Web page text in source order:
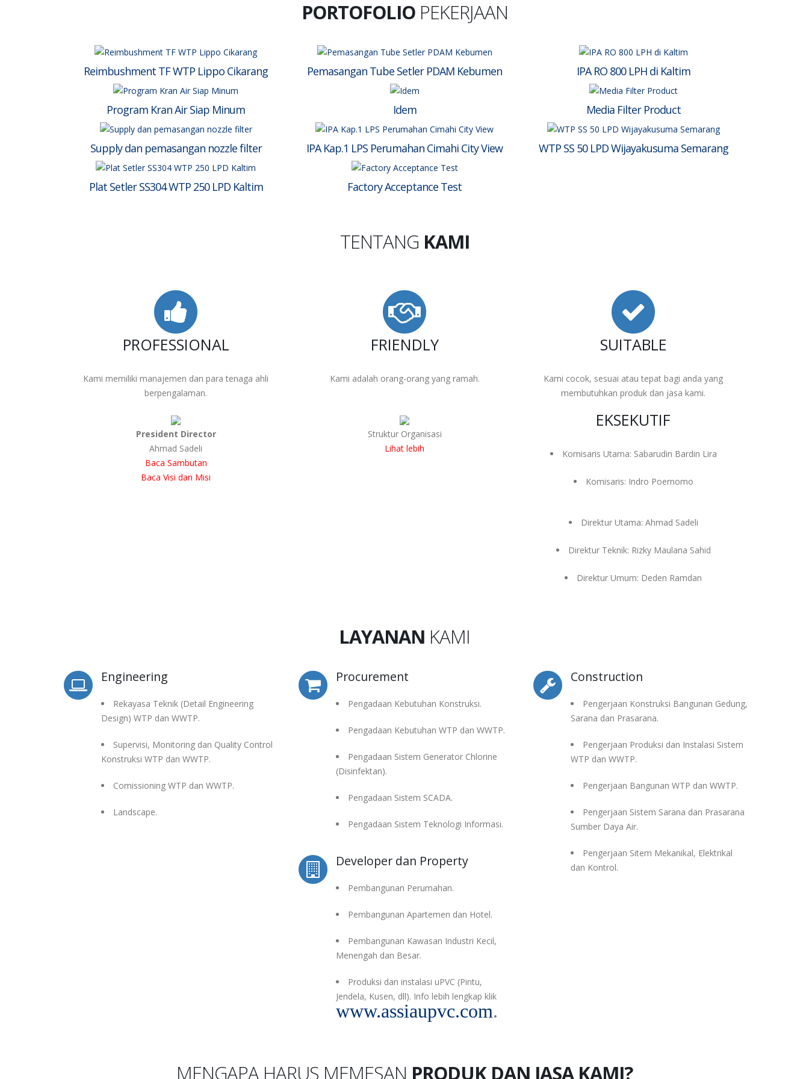
PORTOFOLIO PEKERJAAN
Reimbushment TF WTP Lippo Cikarang Pemasangan Tube Setler PDAM Kebumen IPA RO 800 LPH di Kaltim
Program Kran Air Siap Minum Idem Media Filter Product
Supply dan pemasangan nozzle filter IPA Kap.1 LPS Perumahan Cimahi City View WTP SS 50 LPD Wijayakusuma Semarang
Plat Setler SS304 WTP 250 LPD Kaltim Factory Acceptance Test
TENTANG KAMI
PROFESSIONAL
Kami memiliki manajemen dan para tenaga ahli
berpengalaman.
FRIENDLY
Kami adalah orang-orang yang ramah.
SUITABLE
Kami cocok, sesuai atau tepat bagi anda yang
membutuhkan produk dan jasa kami.
President Director
Ahmad Sadeli
Baca Sambutan
Baca Visi dan Misi
Struktur Organisasi
Lihat lebih
EKSEKUTIF
Komisaris Utama: Sabarudin Bardin Lira
Komisaris: Indro Poernomo
Direktur Utama: Ahmad Sadeli
Direktur Teknik: Rizky Maulana Sahid
Direktur Umum: Deden Ramdan
LAYANAN KAMI
Engineering
Rekayasa Teknik (Detail Engineering
Design) WTP dan WWTP.
Supervisi, Monitoring dan Quality Control
Konstruksi WTP dan WWTP.
Comissioning WTP dan WWTP.
Landscape.
Procurement
Pengadaan Kebutuhan Konstruksi.
Pengadaan Kebutuhan WTP dan WWTP.
Pengadaan Sistem Generator Chlorine
(Disinfektan).
Pengadaan Sistem SCADA.
Pengadaan Sistem Teknologi Informasi.
Developer dan Property
Pembangunan Perumahan.
Pembangunan Apartemen dan Hotel.
Pembangunan Kawasan Industri Kecil,
Menengah dan Besar.
Produksi dan instalasi uPVC (Pintu,
Jendela, Kusen, dll). Info lebih lengkap klik
www.assiaupvc.com.
Construction
Pengerjaan Konstruksi Bangunan Gedung,
Sarana dan Prasarana.
Pengerjaan Produksi dan Instalasi Sistem
WTP dan WWTP.
Pengerjaan Bangunan WTP dan WWTP.
Pengerjaan Sistem Sarana dan Prasarana
Sumber Daya Air.
Pengerjaan Sitem Mekanikal, Elektrikal
dan Kontrol.
MENGAPA HARUS MEMESAN PRODUK DAN JASA KAMI?